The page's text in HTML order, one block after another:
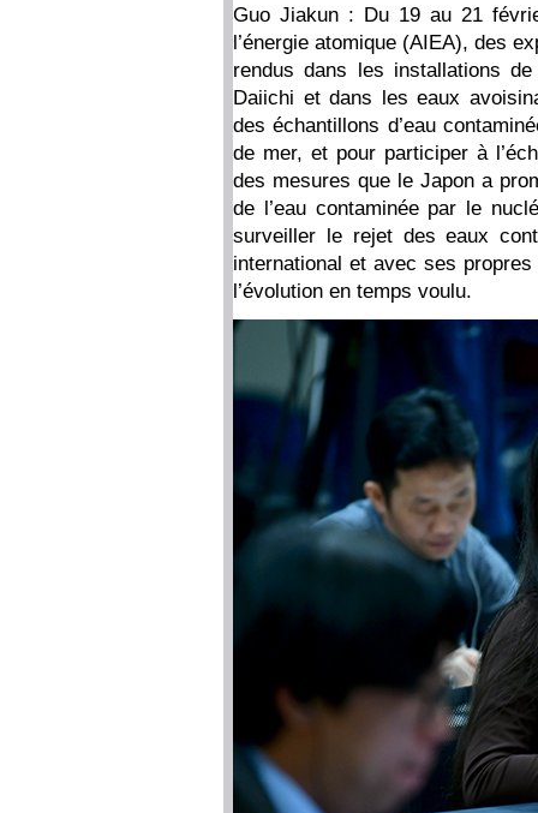
Guo Jiakun : Du 19 au 21
l’énergie atomique (AIEA), des
rendus dans les installations
Daiichi et dans les eaux
des échantillons d’eau
de mer, et pour participer à
des mesures que le Japon a
de l’eau contaminée par le
surveiller le rejet des eaux
international et avec ses
l’évolution en temps voulu.